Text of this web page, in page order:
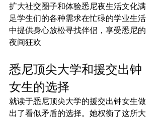
扩大社交圈子和体验悉尼夜生活文化满
足学生们的各种需求在忙碌的学业生活
中提供身心放松寻找伴侣，享受悉尼的
夜间狂欢
悉尼顶尖大学和援交出钟
女生的选择
就读于悉尼顶尖大学的援交出钟女生做
出了看似矛盾的选择。她权衡了这所大